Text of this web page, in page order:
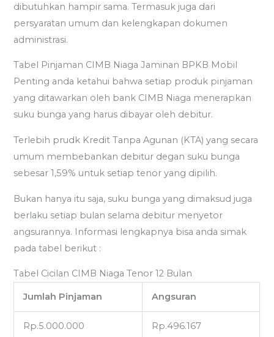
dibutuhkan hampir sama. Termasuk juga dari
persyaratan umum dan kelengkapan dokumen
administrasi.
Tabel Pinjaman CIMB Niaga Jaminan BPKB Mobil
Penting anda ketahui bahwa setiap produk pinjaman
yang ditawarkan oleh bank CIMB Niaga menerapkan
suku bunga yang harus dibayar oleh debitur.
Terlebih prudk Kredit Tanpa Agunan (KTA) yang secara
umum membebankan debitur degan suku bunga
sebesar 1,59% untuk setiap tenor yang dipilih.
Bukan hanya itu saja, suku bunga yang dimaksud juga
berlaku setiap bulan selama debitur menyetor
angsurannya. Informasi lengkapnya bisa anda simak
pada tabel berikut :
Tabel Cicilan CIMB Niaga Tenor 12 Bulan
Jumlah Pinjaman Angsuran
Rp.5.000.000 Rp.496.167